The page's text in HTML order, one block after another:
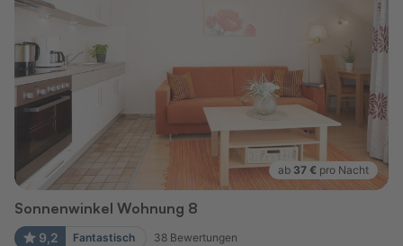
ab 37 € pro Nacht
Sonnenwinkel Wohnung 8
9,2 Fantastisch 38 Bewertungen